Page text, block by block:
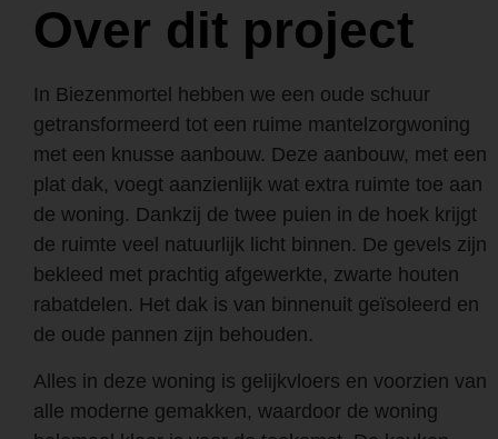
Over dit project
In Biezenmortel hebben we een oude schuur
getransformeerd tot een ruime mantelzorgwoning
met een knusse aanbouw. Deze aanbouw, met een
plat dak, voegt aanzienlijk wat extra ruimte toe aan
de woning. Dankzij de twee puien in de hoek krijgt
de ruimte veel natuurlijk licht binnen. De gevels zijn
bekleed met prachtig afgewerkte, zwarte houten
rabatdelen. Het dak is van binnenuit geïsoleerd en
de oude pannen zijn behouden.
Alles in deze woning is gelijkvloers en voorzien van
alle moderne gemakken, waardoor de woning